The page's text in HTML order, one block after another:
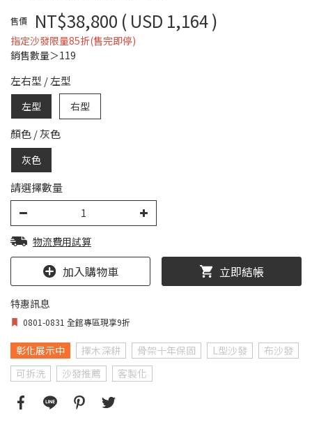
售價 NT$38,800 ( USD 1,164 )
指定沙發限量85折(售完即停)
銷售數量＞119
左右型 /左型
左型 右型
顏色/灰色
灰色
請選擇數量
物流費用試算
加入購物車 立即結帳
特惠訊息
0801-0831 全館專區現享9折
彰化展示中 擇木深耕 骨架十年保固 L型沙發
布沙發
可拆洗
沙發推薦 客製化